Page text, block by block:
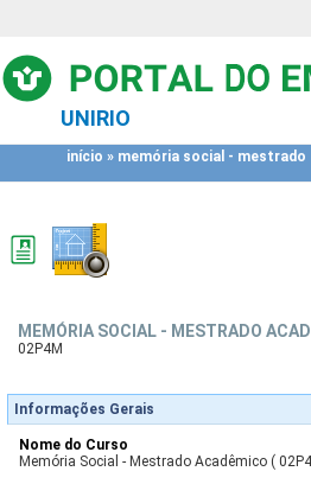
UNIRIO
início » memória social - mestrado
MEMÓRIA SOCIAL - MESTRADO
02P4M
Informações Gerais
Nome do Curso
Memória Social - Mestrado Acadêmico (